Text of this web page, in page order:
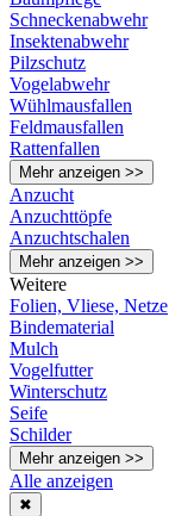
Schneckenabwehr
Insektenabwehr
Pilzschutz
Vogelabwehr
Wühlmausfallen
Feldmausfallen
Rattenfallen
Mehr anzeigen >>
Anzucht
Anzuchttöpfe
Anzuchtschalen
Mehr anzeigen >>
Weitere
Folien, Vliese, Netze
Bindematerial
Mulch
Vogelfutter
Winterschutz
Seife
Schilder
Mehr anzeigen >>
Alle anzeigen
✖